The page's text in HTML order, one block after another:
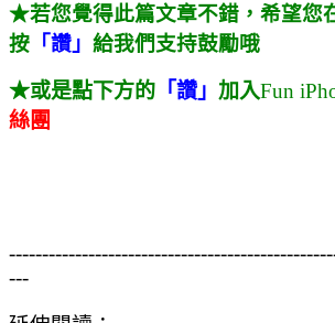
★若您覺得此篇文章不錯，希望您
按 「讚」 給我們支持鼓勵哦
★或是點下方的 「讚」 加入Fun
絲團
---